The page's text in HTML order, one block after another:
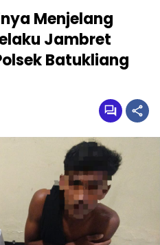
Menjelang
Jambret
Batukliang